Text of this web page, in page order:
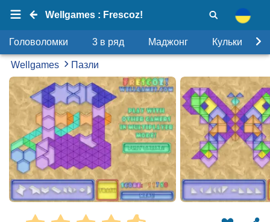
Wellgames : Frescoz!
Головоломки 3 в ряд Маджонг Кульки
Wellgames Пазли